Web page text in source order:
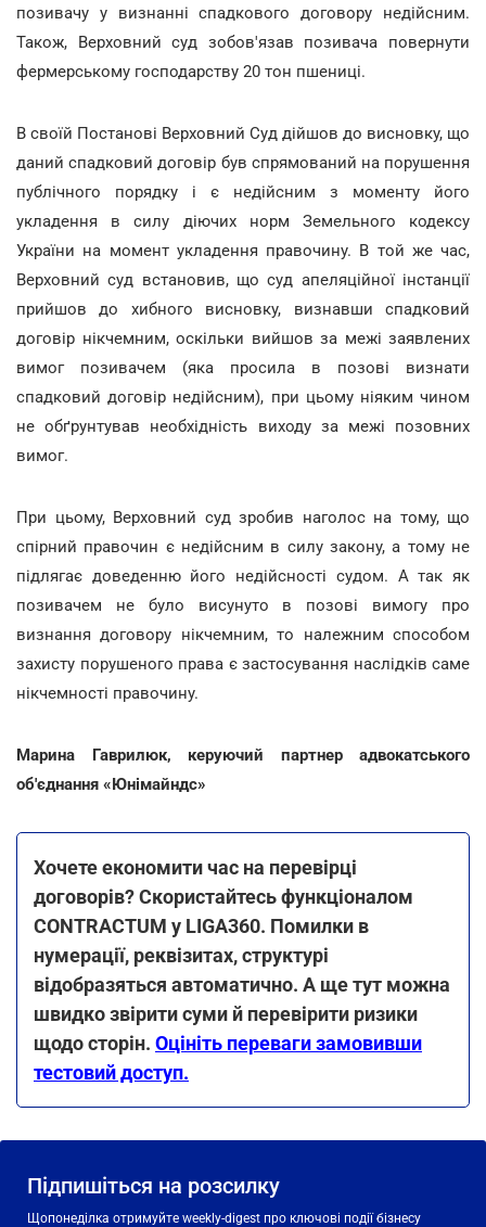
позивачу у визнанні спадкового договору недійсним.
Також, Верховний суд зобов'язав позивача повернути
фермерському господарству 20 тон пшениці.
В своїй Постанові Верховний Суд дійшов до висновку, що
даний спадковий договір був спрямований на порушення
публічного порядку і є недійсним з моменту його
укладення в силу діючих норм Земельного кодексу
України на момент укладення правочину. В той же час,
Верховний суд встановив, що суд апеляційної інстанції
прийшов до хибного висновку, визнавши спадковий
договір нікчемним, оскільки вийшов за межі заявлених
вимог позивачем (яка просила в позові визнати
спадковий договір недійсним), при цьому ніяким чином
не обґрунтував необхідність виходу за межі позовних
вимог.
При цьому, Верховний суд зробив наголос на тому, що
спірний правочин є недійсним в силу закону, а тому не
підлягає доведенню його недійсності судом. А так як
позивачем не було висунуто в позові вимогу про
визнання договору нікчемним, то належним способом
захисту порушеного права є застосування наслідків саме
нікчемності правочину.
Марина Гаврилюк, керуючий партнер адвокатського
об'єднання «Юнімайндс»
Хочете економити час на перевірці
договорів? Скористайтесь функціоналом
CONTRACTUM у LIGA360. Помилки в
нумерації, реквізитах, структурі
відобразяться автоматично. А ще тут можна
швидко звірити суми й перевірити ризики
щодо сторін. Оцініть переваги замовивши
тестовий доступ.
Підпишіться на розсилку
Щопонеділка отримуйте weekly-digest про ключові події бізнесу